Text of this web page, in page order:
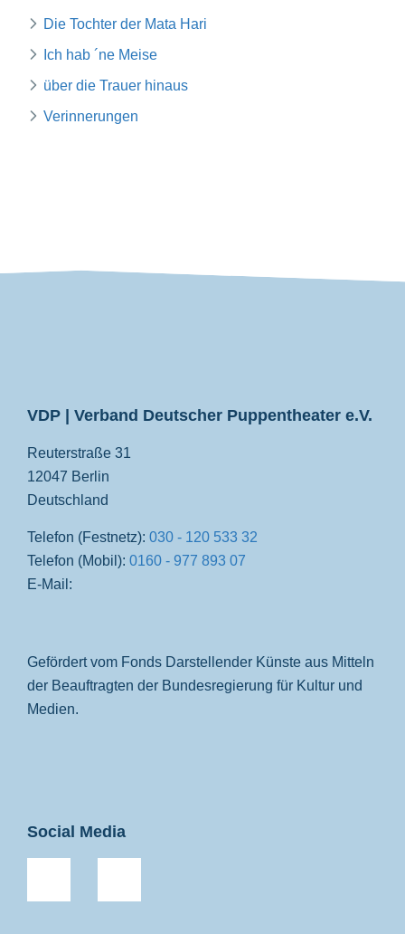
Die Tochter der Mata Hari
Ich hab ´ne Meise
über die Trauer hinaus
Verinnerungen
VDP | Verband Deutscher Puppentheater e.V.
Reuterstraße 31
12047 Berlin
Deutschland
Telefon (Festnetz): 030 - 120 533 32
Telefon (Mobil): 0160 - 977 893 07
E-Mail:
Gefördert vom Fonds Darstellender Künste aus Mitteln
der Beauftragten der Bundesregierung für Kultur und
Medien.
Social Media